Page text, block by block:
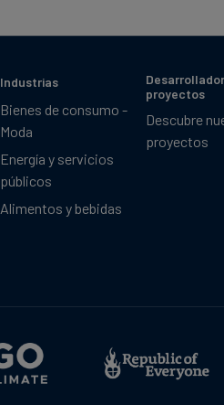
Industrias
Bienes de consumo -
Moda
Energía y servicios
públicos
Alimentos y bebidas
proyectos
Descubre
proyectos